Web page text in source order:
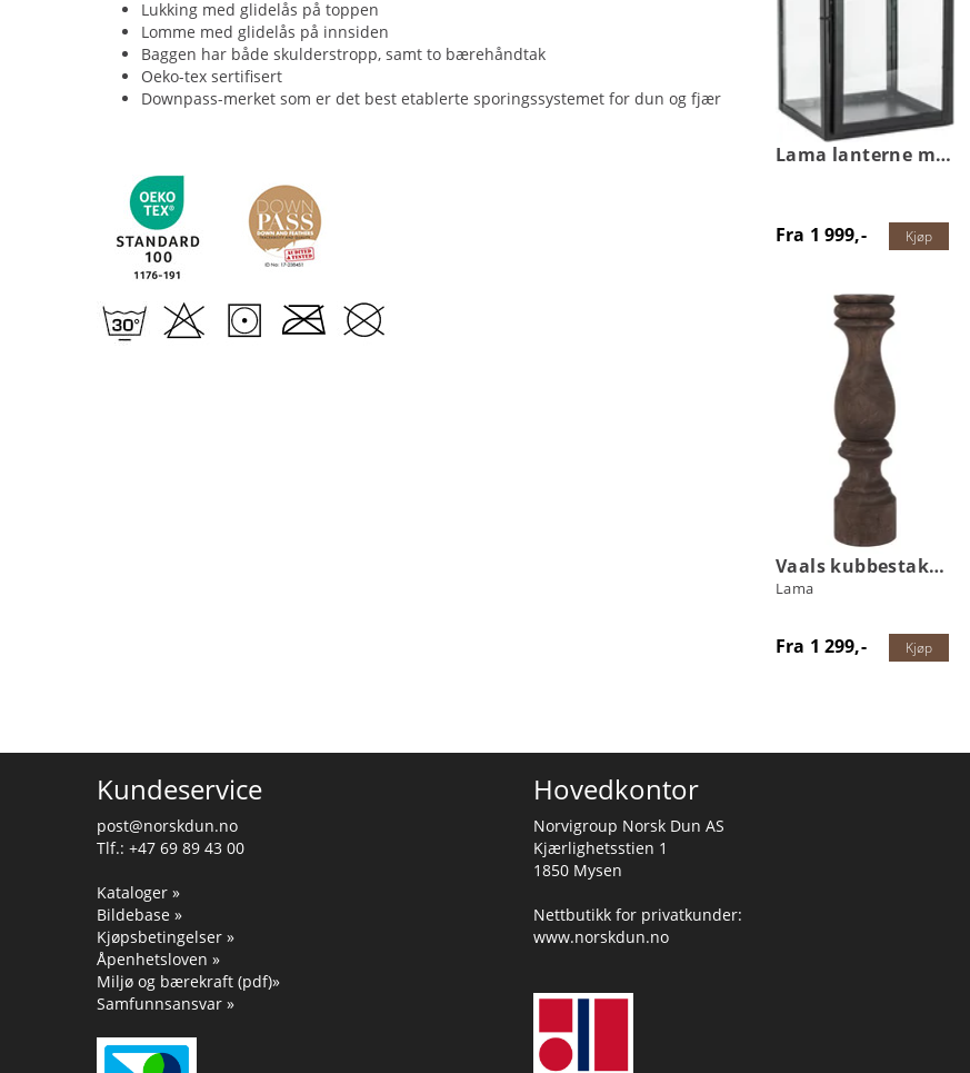
Lukking med glidelås på toppen
Lomme med glidelås på innsiden
Baggen har både skulderstropp, samt to bærehåndtak
Oeko-tex sertifisert
Downpass-merket som er det best etablerte sporingssystemet for dun og fjær
Lama lanterne metall
Fra 1 999,- Kjøp
Vaals kubbestake i tre
Lama
Fra 1 299,- Kjøp
Kundeservice
post@norskdun.no
Tlf.: +47 69 89 43 00
Kataloger »
Bildebase »
Kjøpsbetingelser »
Åpenhetsloven »
Miljø og bærekraft (pdf)»
Samfunnsansvar »
Hovedkontor
Norvigroup Norsk Dun AS
Kjærlighetsstien 1
1850 Mysen
Nettbutikk for privatkunder:
www.norskdun.no